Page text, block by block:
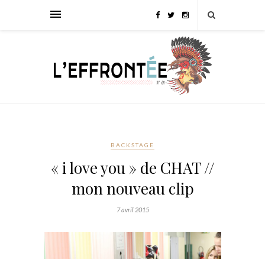
BACKSTAGE
« i love you » de CHAT //
mon nouveau clip
7 avril 2015